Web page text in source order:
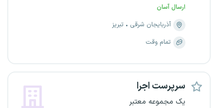
ارسال آسان
آذربایجان شرقی
تبریز
تمام وقت
سرپرست اجرا
یک مجموعه معتبر